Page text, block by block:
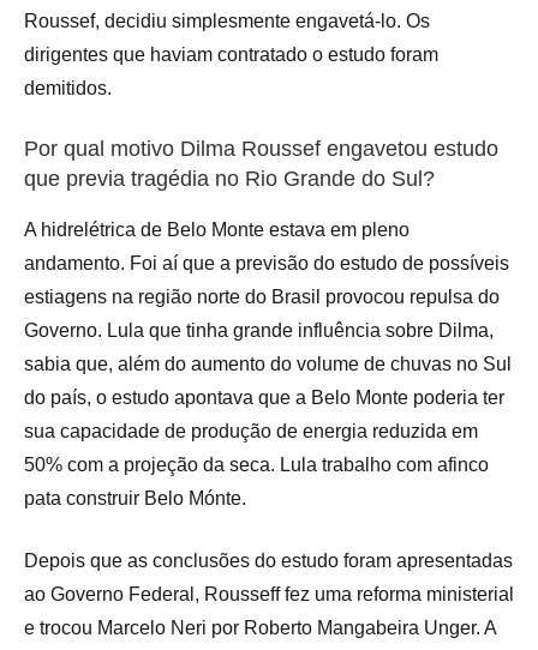
Roussef, decidiu simplesmente engavetá-lo. Os
dirigentes que haviam contratado o estudo foram
demitidos.
Por qual motivo Dilma Roussef engavetou estudo
que previa tragédia no Rio Grande do Sul?
A hidrelétrica de Belo Monte estava em pleno
andamento. Foi aí que a previsão do estudo de possíveis
estiagens na região norte do Brasil provocou repulsa do
Governo. Lula que tinha grande influência sobre Dilma,
sabia que, além do aumento do volume de chuvas no Sul
do país, o estudo apontava que a Belo Monte poderia ter
sua capacidade de produção de energia reduzida em
50% com a projeção da seca. Lula trabalho com afinco
pata construir Belo Mónte.
Depois que as conclusões do estudo foram apresentadas
ao Governo Federal, Rousseff fez uma reforma ministerial
e trocou Marcelo Neri por Roberto Mangabeira Unger. A